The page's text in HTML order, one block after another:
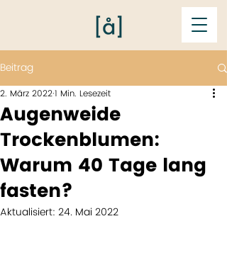
Beitrag
Augenweide
Trockenblumen:
Warum 40 Tage lang
fasten?
2. März 20221 Min. Lesezeit
Aktualisiert: 24. Mai 2022